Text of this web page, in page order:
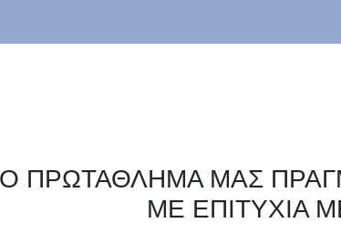
ΠΡΩΤΑΘΛΗΜΑ ΜΑΣ
ΜΕ ΕΠΙΤΥΧΙΑ